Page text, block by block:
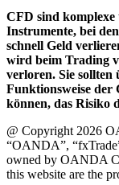
CFD sind
Instrumente, bei
schnell Geld
wird beim Trading
verloren. Sie sollten
Funktionsweise der
können, das Risiko
@ Copyright 2026
“OANDA”,
owned by OANDA
this website are the